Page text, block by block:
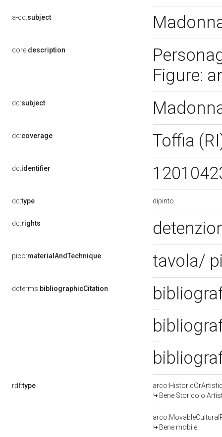
a-cd:subject
core:description
Figure:
dc:subject
dc:coverage Toffia
dc:identifier
dc:type dipinto
dc:rights
pico:materialAndTechnique tavola/
dcterms:bibliographicCitation
rdf:type
Bene Storico o
Bene mobile